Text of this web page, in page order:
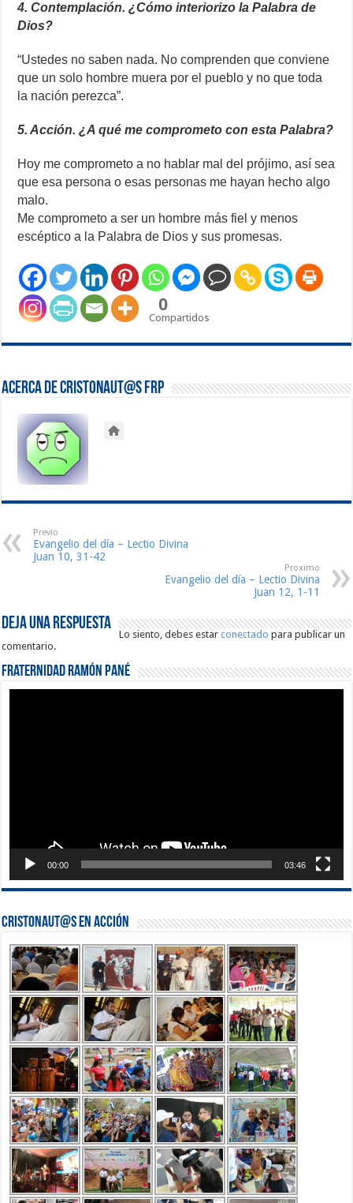
4. Contemplación. ¿Cómo interiorizo la Palabra de
Dios?
“Ustedes no saben nada. No comprenden que conviene
que un solo hombre muera por el pueblo y no que toda
la nación perezca”.
5. Acción. ¿A qué me comprometo con esta Palabra?
Hoy me comprometo a no hablar mal del prójimo, así sea
que esa persona o esas personas me hayan hecho algo
malo.
Me comprometo a ser un hombre más fiel y menos
escéptico a la Palabra de Dios y sus promesas.
0
Compartidos
Acerca de Cristonaut@s FRP
Previo
Evangelio del día – Lectio Divina
Juan 10, 31-42
Proximo
Evangelio del día – Lectio Divina
Juan 12, 1-11
Deja una respuesta
Lo siento, debes estarconectado para publicar un
comentario.
Fraternidad Ramón Pané
00:00 03:46
Cristonaut@s en Acción